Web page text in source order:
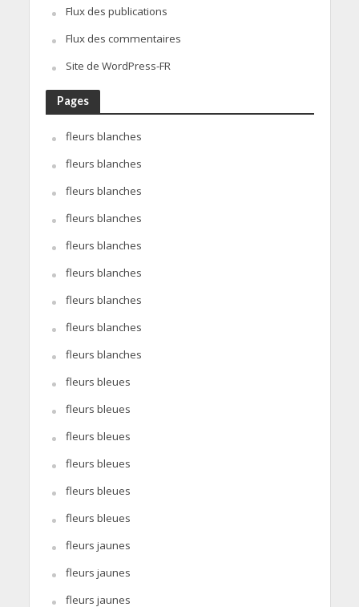
Flux des publications
Flux des commentaires
Site de WordPress-FR
Pages
fleurs blanches
fleurs blanches
fleurs blanches
fleurs blanches
fleurs blanches
fleurs blanches
fleurs blanches
fleurs blanches
fleurs blanches
fleurs bleues
fleurs bleues
fleurs bleues
fleurs bleues
fleurs bleues
fleurs bleues
fleurs jaunes
fleurs jaunes
fleurs jaunes